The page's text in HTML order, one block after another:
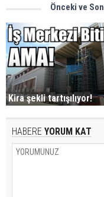
Önceki ve
Kira şekli tartışılıyor!
HABERE YORUM KAT